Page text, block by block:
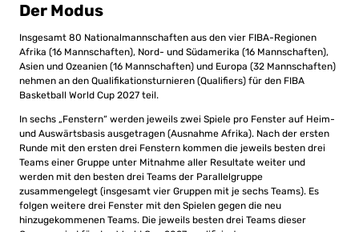
Der Modus
Insgesamt 80 Nationalmannschaften aus den vier FIBA-Regionen
Afrika (16 Mannschaften), Nord- und Südamerika (16 Mannschaften),
Asien und Ozeanien (16 Mannschaften) und Europa (32 Mannschaften)
nehmen an den Qualifikationsturnieren (Qualifiers) für den FIBA
Basketball World Cup 2027 teil.
In sechs „Fenstern“ werden jeweils zwei Spiele pro Fenster auf Heim-
und Auswärtsbasis ausgetragen (Ausnahme Afrika). Nach der ersten
Runde mit den ersten drei Fenstern kommen die jeweils besten drei
Teams einer Gruppe unter Mitnahme aller Resultate weiter und
werden mit den besten drei Teams der Parallelgruppe
zusammengelegt (insgesamt vier Gruppen mit je sechs Teams). Es
folgen weitere drei Fenster mit den Spielen gegen die neu
hinzugekommenen Teams. Die jeweils besten drei Teams dieser